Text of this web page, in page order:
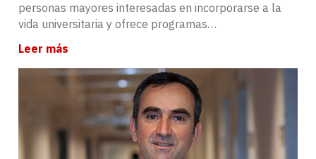
personas mayores interesadas en incorporarse a la
vida universitaria y ofrece programas…
Leer más